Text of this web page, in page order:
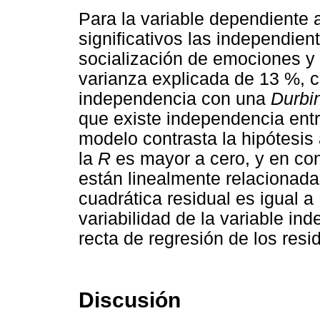
Para la variable dependiente
significativos las
socialización de emociones
varianza explicada de 13 %,
independencia con una
que existe independencia
modelo contrasta la
la R es mayor a cero, y en
están linealmente
cuadrática residual es igual
variabilidad de la variable
recta de regresión de los
Discusión